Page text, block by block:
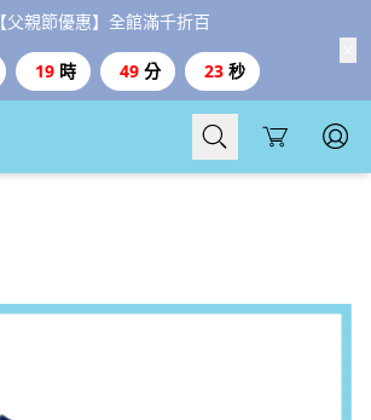
【父親節優惠】全館滿千折百
19 時 49 分 23 秒
Cart